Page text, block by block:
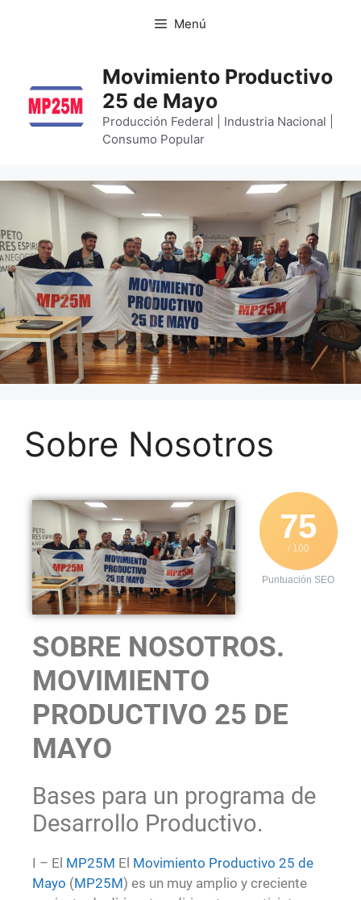
Menú
Movimiento Productivo
25 de Mayo
Producción Federal | Industria Nacional |
Consumo Popular
Sobre Nosotros
75
/ 100
Puntuación SEO
SOBRE NOSOTROS.
MOVIMIENTO
PRODUCTIVO 25 DE
MAYO
Bases para un programa de
Desarrollo Productivo.
I – El MP25M El Movimiento Productivo 25 de
Mayo (MP25M) es un muy amplio y creciente